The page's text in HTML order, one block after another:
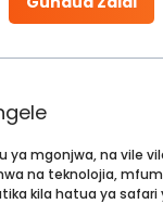
ya mgonjwa, na vile
na teknolojia,
kila hatua ya